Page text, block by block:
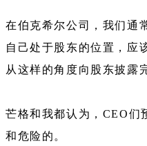
在伯克希尔公司，我们通
自己处于股东的位置，应
从这样的角度向股东披露
芒格和我都认为，CEO们
和危险的。